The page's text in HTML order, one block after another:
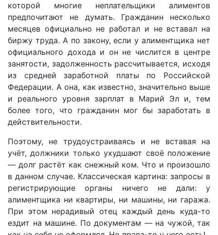
которой многие неплательщики алиментов
предпочитают не думать. Гражданин несколько
месяцев официально не работал и не вставал на
биржу труда. А по закону, если у алиментщика нет
официального дохода и он не числится в центре
занятости, задолженность рассчитывается, исходя
из средней заработной платы по Российской
Федерации. А она, как известно, значительно выше
и реального уровня зарплат в Марий Эл и, тем
более того, что гражданин мог бы заработать в
действительности.
Поэтому, не трудоустраиваясь и не вставая на
учёт, должники только ухудшают своё положение
— долг растёт как снежный ком. Что и произошло
в данном случае. Классическая картина: запросы в
регистрирующие органы ничего не дали: у
алиментщика ни квартиры, ни машины, ни гаража.
При этом нерадивый отец каждый день куда-то
ездит на машине. По документам — на чужой, так